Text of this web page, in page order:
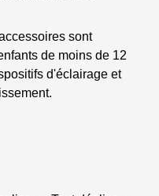
sont
de moins de 12
d'éclairage et